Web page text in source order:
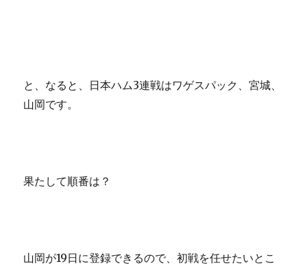
と、なると、日本ハム3連戦はワゲスパック、宮城、
山岡です。
果たして順番は？
山岡が19日に登録できるので、初戦を任せたいとこ